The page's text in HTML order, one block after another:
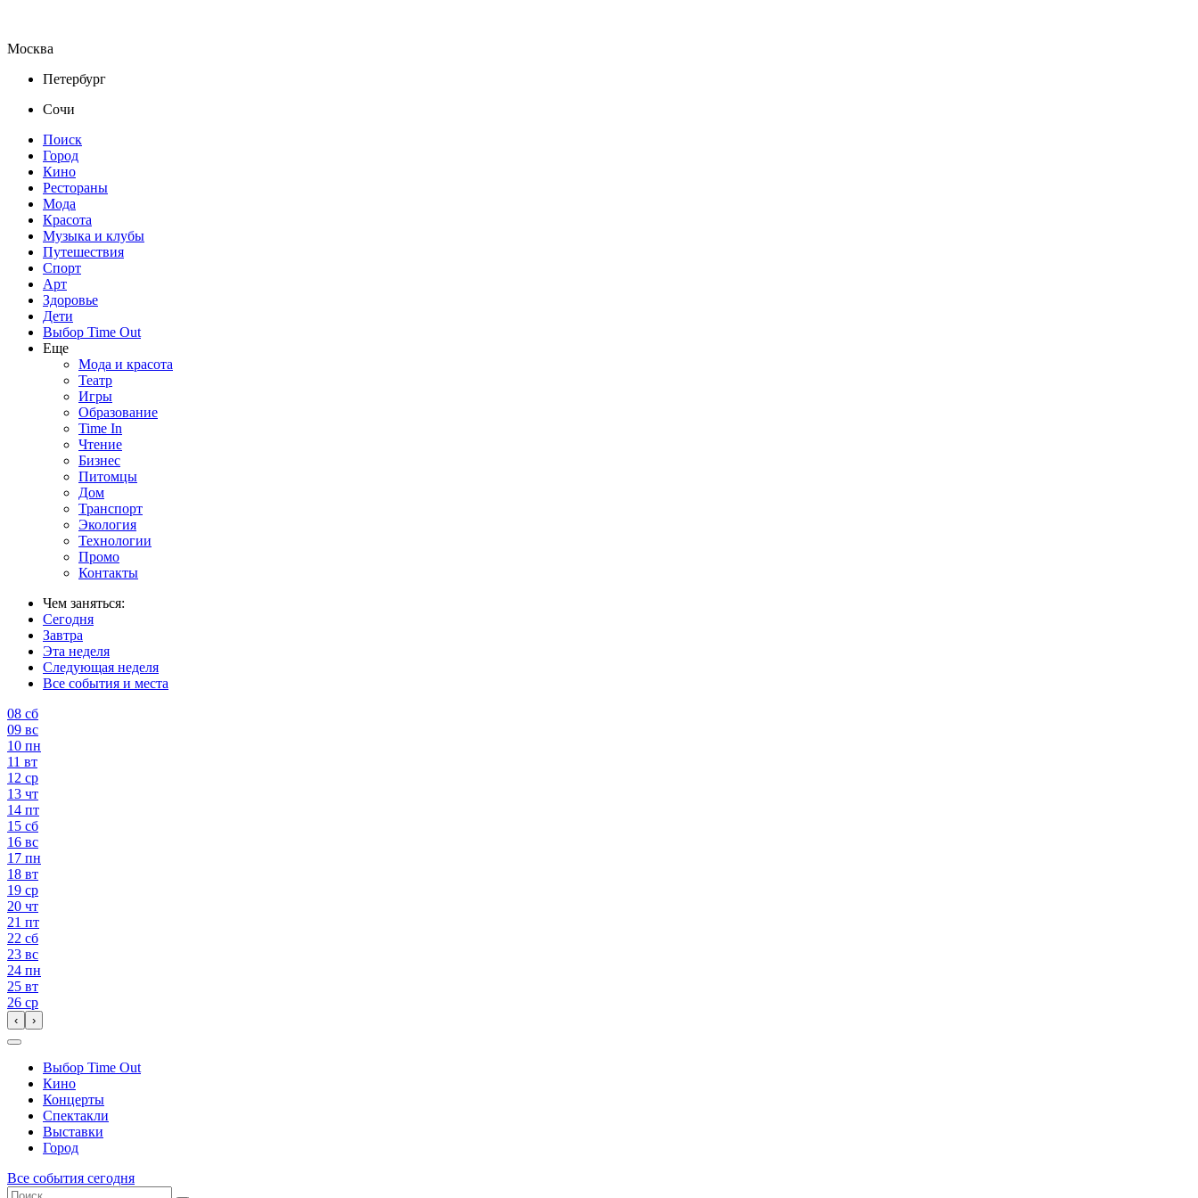
Москва
Петербург
Сочи
Поиск
Город
Кино
Рестораны
Мода
Красота
Музыка и клубы
Путешествия
Спорт
Арт
Здоровье
Дети
Выбор Time Out
Еще
Мода и красота
Театр
Игры
Образование
Time In
Чтение
Бизнес
Питомцы
Дом
Транспорт
Экология
Технологии
Промо
Контакты
Чем заняться:
Сегодня
Завтра
Эта неделя
Следующая неделя
Все события и места
08 сб
09 вс
10 пн
11 вт
12 ср
13 чт
14 пт
15 сб
16 вс
17 пн
18 вт
19 ср
20 чт
21 пт
22 сб
23 вс
24 пн
25 вт
26 ср
‹ ›
Выбор Time Out
Кино
Концерты
Спектакли
Выставки
Город
Все события сегодня